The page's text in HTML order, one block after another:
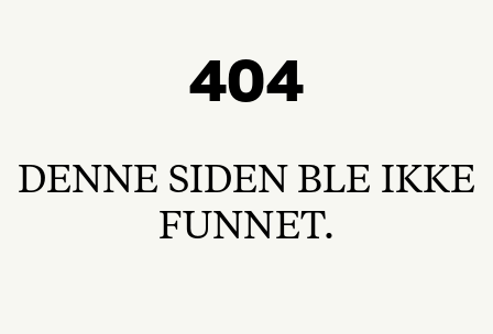
404
DENNE SIDEN BLE IKKE
FUNNET.